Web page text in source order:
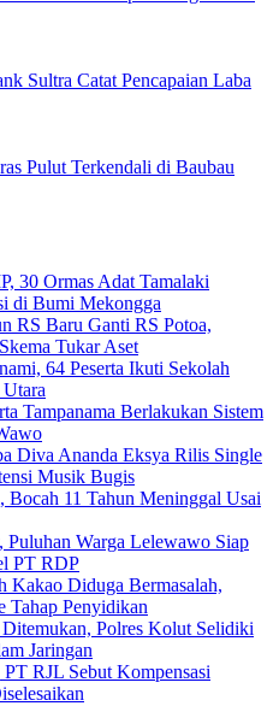
Sultra Catat Pencapaian Laba
Pulut Terkendali di Baubau
30 Ormas Adat Tamalaki
di Bumi Mekongga
RS Baru Ganti RS Potoa,
Tukar Aset
64 Peserta Ikuti Sekolah
Tampanama Berlakukan Sistem
Diva Ananda Eksya Rilis Single
Musik Bugis
Bocah 11 Tahun Meninggal Usai
Warga Lelewawo Siap
PT RDP
Kakao Diduga Bermasalah,
Tahap Penyidikan
Polres Kolut Selidiki
Jaringan
RJL Sebut Kompensasi